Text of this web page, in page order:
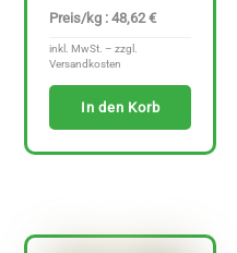
Preis/kg : 48,62 €
inkl. MwSt. – zzgl.
Versandkosten
In den Korb